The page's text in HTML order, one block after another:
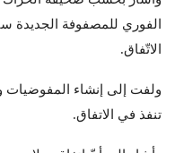
الفوري للمصفوفة الجديدة
الاتّفاق.
ولفت إلى إنشاء المفوضيات
تنفذ في الاتفاق.